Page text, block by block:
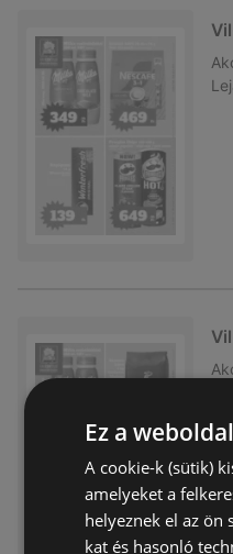
Ez a
A cookie-k (sütik)
amelyeket a
helyeznek el az ön
kat és hasonló